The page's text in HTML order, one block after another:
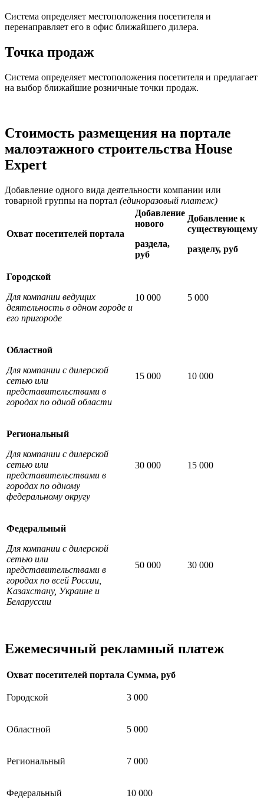
Система определяет местоположения посетителя и
перенаправляет его в офис ближайшего дилера.
Точка продаж
Система определяет местоположения посетителя и предлагает
на выбор ближайшие розничные точки продаж.
Стоимость размещения на портале
малоэтажного строительства House
Expert
Добавление одного вида деятельности компании или
товарной группы на портал (единоразовый платеж)
Охват посетителей портала
Добавление
нового
раздела,
руб
Добавление к
существующему
разделу, руб
Городской
Для компании ведущих
деятельность в одном городе и
его пригороде
10 000 5 000
Областной
Для компании с дилерской
сетью или
представительствами в
городах по одной области
15 000 10 000
Региональный
Для компании с дилерской
сетью или
представительствами в
городах по одному
федеральному округу
30 000 15 000
Федеральный
Для компании с дилерской
сетью или
представительствами в
городах по всей России,
Казахстану, Украине и
Беларуссии
50 000 30 000
Ежемесячный рекламный платеж
Охват посетителей портала Сумма, руб
Городской 3 000
Областной 5 000
Региональный 7 000
Федеральный 10 000